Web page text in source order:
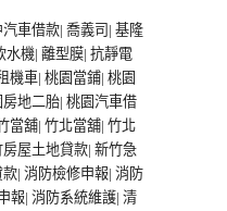
汽車借款| 喬義司 | 基隆
水機| 離型膜| 抗靜電
機車 | 桃園當鋪| 桃園
房地二胎| 桃園汽車借
當舖| 竹北當舖| 竹北
房屋土地貸款| 新竹急
款| 消防檢修申報| 消防
報| 消防系統維護| 清